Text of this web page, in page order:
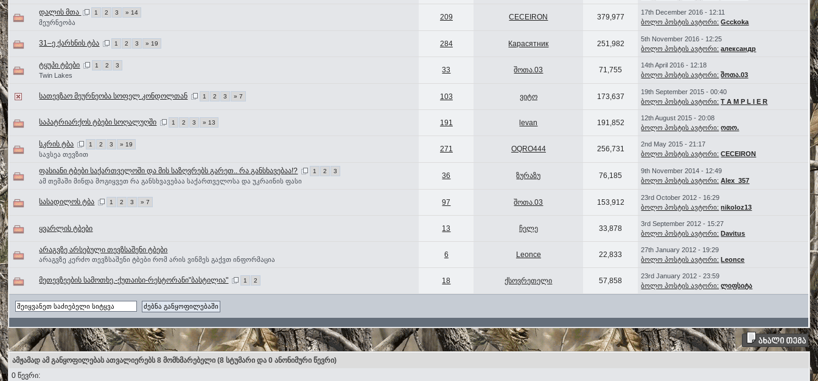
დალის მთა 1 2 3 » 14
მეურნეობა
209 CECEIRON 379,977
17th December 2016 - 12:11
ბოლო პოსტის ავტორი: Gcckoka
31–ე ქარხნის ტბა 1 2 3 » 19 284 Карасятник 251,982
5th November 2016 - 12:25
ბოლო პოსტის ავტორი: александр
ტყუპი ტბები 1 2 3
Twin Lakes
33 შოთა.03 71,755
14th April 2016 - 12:18
ბოლო პოსტის ავტორი: შოთა.03
სათევზაო მეურნეობა სოფელ კონდოლთან 1 2 3 » 7 103 ვიტო 173,637
19th September 2015 - 00:40
ბოლო პოსტის ავტორი: T A M P L I E R
საპატრიარქოს ტბები სოღალუღში 1 2 3 » 13 191 levan 191,852
12th August 2015 - 20:08
ბოლო პოსტის ავტორი: ოთო.
სკრის ტბა 1 2 3 » 19
სავსეა თევზით
271 OQRO444 256,731
2nd May 2015 - 21:17
ბოლო პოსტის ავტორი: CECEIRON
ფასიანი ტბები საქართველოში და მის საზღვრებს გარეთ.. რა განსხავებაა!? 1 2 3
ამ თემაში მინდა მოგიყვეთ რა განსხვავებაა საქართველოსა და უკრაინის ფასი
36 ზურაზუ 76,185
9th November 2014 - 12:49
ბოლო პოსტის ავტორი: Alex_357
სასადილოს ტბა 1 2 3 » 7 97 შოთა.03 153,912
23rd October 2012 - 16:29
ბოლო პოსტის ავტორი: nikoloz13
ყვარლის ტბები 13 ჩელე 33,878
3rd September 2012 - 15:27
ბოლო პოსტის ავტორი: Davitus
არაგვზე არსებული თევზსაშენი ტბები
არაგვზე კერძო თევზსაშენი ტბები რომ არის ვინმეს გაქვთ ინფორმაცია
6 Leonce 22,833
27th January 2012 - 19:29
ბოლო პოსტის ავტორი: Leonce
მეთევზეების სამოთხე.-ქუთაისი-რესტორანი"ბასტილია" 1 2 18 ქსოვრეთელი 57,858
23rd January 2012 - 23:59
ბოლო პოსტის ავტორი: ლიფსიტა
ამჟამად ამ განყოფილებას ათვალიერებს 8 მომხმარებელი(8 სტუმარი და 0 ანონიმური წევრი)
0 წევრი: